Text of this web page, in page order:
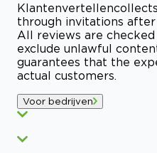
Klantenvertellen
through invitations
All reviews are
exclude unlawful
guarantees that the
actual customers.
Voor bedrijven